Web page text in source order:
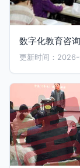
数字化教育咨
更新时间：